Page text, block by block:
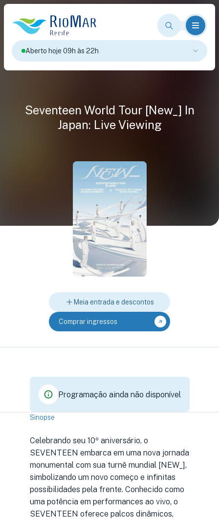
Aberto hoje 09h às 22h
Seventeen World Tour [New_] In
Japan: Live Viewing
Meia entrada e descontos
Comprar ingressos
Programação ainda não disponível
Sinopse
Celebrando seu 10º aniversário, o
SEVENTEEN embarca em uma nova jornada
monumental com sua turnê mundial [NEW_],
simbolizando um novo começo e infinitas
possibilidades pela frente. Conhecido como
uma potência em performances ao vivo, o
SEVENTEEN oferece palcos dinâmicos,